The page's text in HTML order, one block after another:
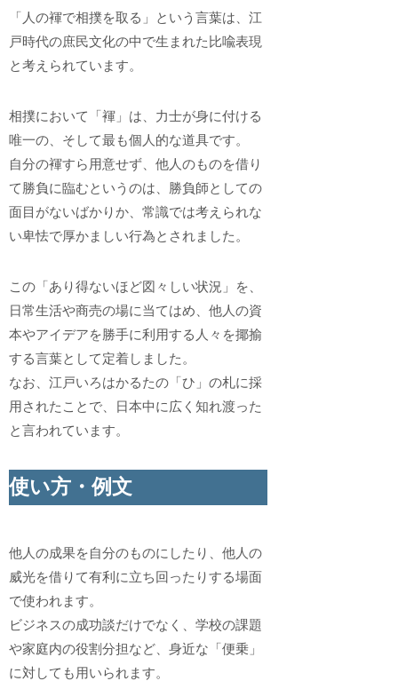
「人の褌で相撲を取る」という言葉は、江
戸時代の庶民文化の中で生まれた比喩表現
と考えられています。
相撲において「褌」は、力士が身に付ける
唯一の、そして最も個人的な道具です。
自分の褌すら用意せず、他人のものを借り
て勝負に臨むというのは、勝負師としての
面目がないばかりか、常識では考えられな
い卑怯で厚かましい行為とされました。
この「あり得ないほど図々しい状況」を、
日常生活や商売の場に当てはめ、他人の資
本やアイデアを勝手に利用する人々を揶揄
する言葉として定着しました。
なお、江戸いろはかるたの「ひ」の札に採
用されたことで、日本中に広く知れ渡った
と言われています。
使い方・例文
他人の成果を自分のものにしたり、他人の
威光を借りて有利に立ち回ったりする場面
で使われます。
ビジネスの成功談だけでなく、学校の課題
や家庭内の役割分担など、身近な「便乗」
に対しても用いられます。